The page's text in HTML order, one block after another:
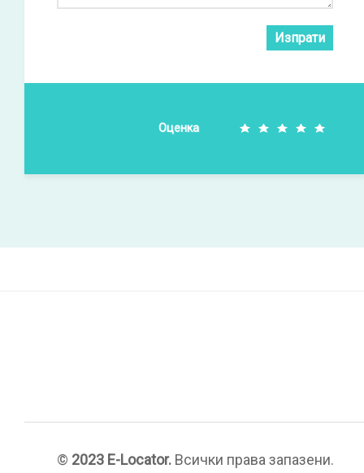
Изпрати
Оценка
© 2023 E-Locator.Всички права запазени.